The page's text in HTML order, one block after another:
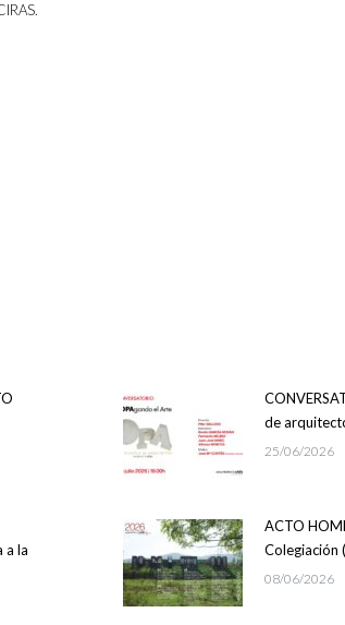
de
25/06/2026
a la
ACTO
Colegiación
08/06/2026